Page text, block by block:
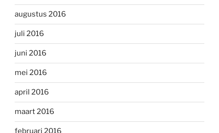
augustus 2016
juli 2016
juni 2016
mei 2016
april 2016
maart 2016
februari 2016